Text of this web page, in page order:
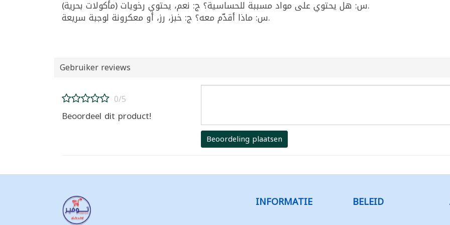
س: هل يحتوي على مواد مسببة للحساسية؟ ج: نعم، يحتوي رخويات (مأكولات بحرية).
س: ماذا أقدّم معه؟ ج: خبز، رز، أو معكرونة لوجبة سريعة.
Gebruiker reviews
0/5
Beoordeel dit product!
Beoordeling plaatsen
INFORMATIE BELEID